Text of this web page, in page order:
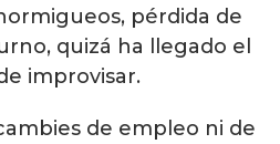
pérdida de
quizá ha llegado el
improvisar.
de empleo ni de